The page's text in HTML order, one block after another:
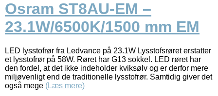
Osram ST8AU-EM –
23.1W/6500K/1500 mm EM
LED lysstofrør fra Ledvance på 23.1W Lysstofsrøret erstatter
et lysstofrør på 58W. Røret har G13 sokkel. LED røret har
den fordel, at det ikke indeholder kviksølv og er derfor mere
miljøvenligt end de traditionelle lysstofrør. Samtidig giver det
også mege (Læs mere)